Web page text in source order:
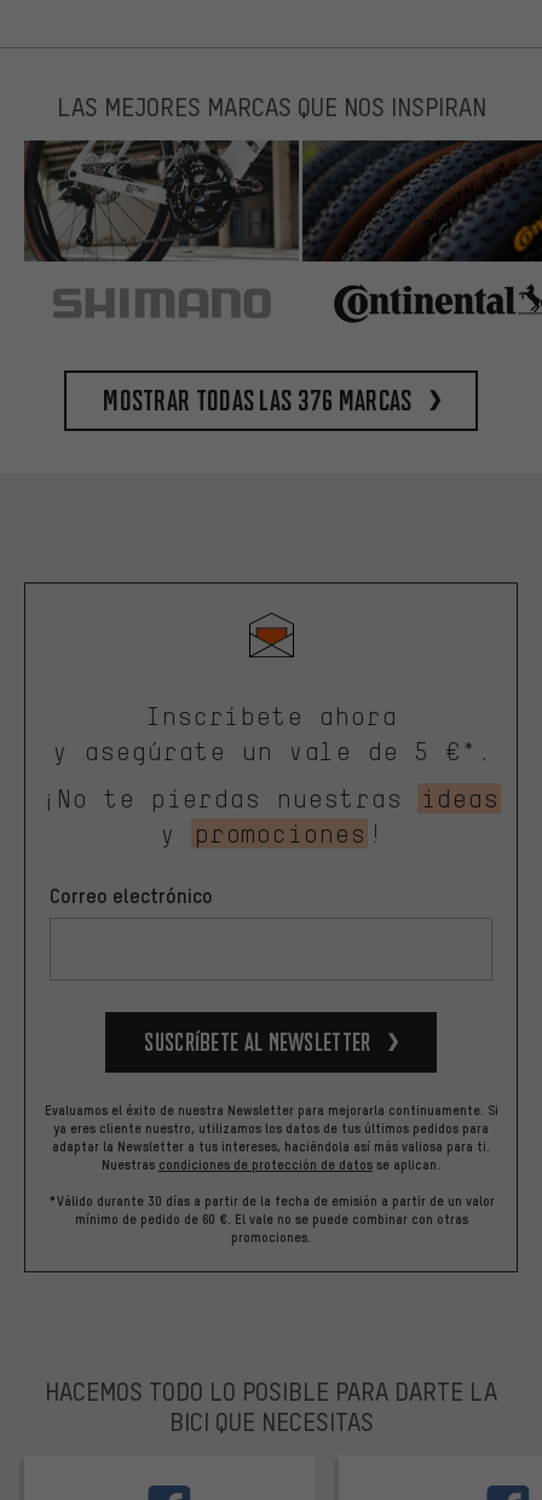
LAS MEJORES MARCAS QUE NOS INSPIRAN
Mostrar todas las 376 marcas
Inscríbete ahora
y asegúrate un vale de 5 €*.
¡No te pierdas nuestras
ideas
y
promociones !
Correo electrónico
Suscríbete al newsletter
Evaluamos el éxito de nuestra Newsletter para mejorarla continuamente. Si
ya eres cliente nuestro, utilizamos los datos de tus últimos pedidos para
adaptar la Newsletter a tus intereses, haciéndola así más valiosa para ti.
Nuestras condiciones de protección de datos se aplican.
*Válido durante 30 días a partir de la fecha de emisión a partir de un valor
mínimo de pedido de 60 €. El vale no se puede combinar con otras
promociones.
HACEMOS TODO LO POSIBLE PARA DARTE LA
BICI QUE NECESITAS